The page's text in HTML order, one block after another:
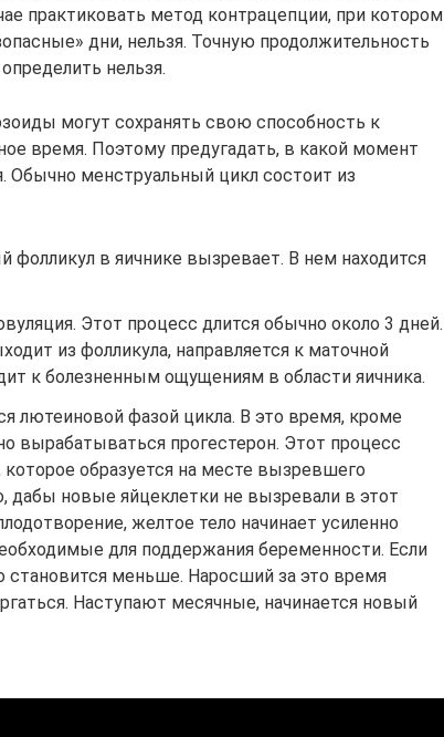
практиковать метод контрацепции, при котором
дни, нельзя. Точную продолжительность
нельзя.
могут сохранять свою способность к
время. Поэтому предугадать, в какой момент
Обычно менструальный цикл состоит из
фолликул в яичнике вызревает. В нем находится
Этот процесс длится обычно около 3 дней.
из фолликула, направляется к маточной
к болезненным ощущениям в области яичника.
лютеиновой фазой цикла. В это время, кроме
вырабатываться прогестерон. Этот процесс
которое образуется на месте вызревшего
дабы новые яйцеклетки не вызревали в этот
желтое тело начинает усиленно
для поддержания беременности. Если
становится меньше. Наросший за это время
Наступают месячные, начинается новый